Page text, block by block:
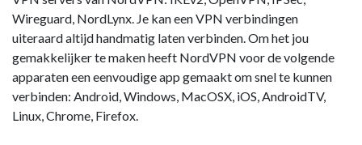
Wireguard, NordLynx. Je kan een VPN verbindingen
uiteraard altijd handmatig laten verbinden. Om het jou
gemakkelijker te maken heeft NordVPN voor de volgende
apparaten een eenvoudige app gemaakt om snel te kunnen
verbinden: Android, Windows, MacOSX, iOS, AndroidTV,
Linux, Chrome, Firefox.